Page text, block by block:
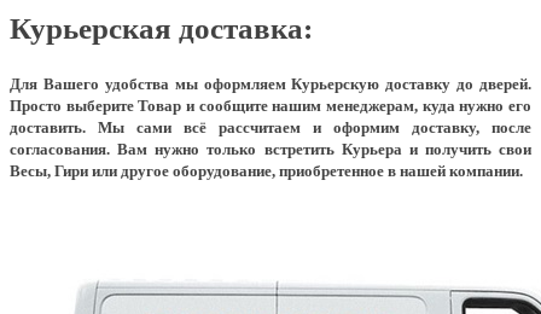
Курьерская доставка:
Для Вашего удобства мы оформляем Курьерскую доставку до дверей.
Просто выберите Товар и сообщите нашим менеджерам, куда нужно его
доставить. Мы сами всё рассчитаем и оформим доставку, после
согласования. Вам нужно только встретить Курьера и получить свои
Весы, Гири или другое оборудование, приобретенное в нашей компании.